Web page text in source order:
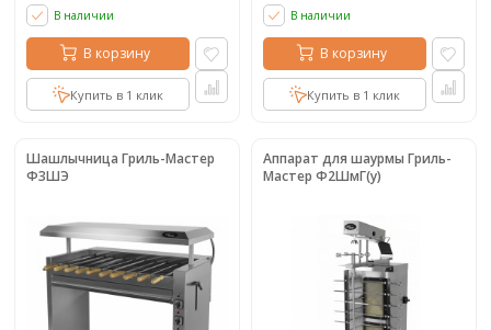
В наличии
В корзину
Купить в 1 клик
В наличии
В корзину
Купить в 1 клик
Шашлычница Гриль-Мастер
Ф3ШЭ
Аппарат для шаурмы Гриль-
Мастер Ф2ШмГ(у)